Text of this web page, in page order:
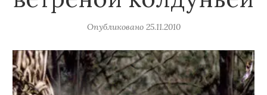
Опубликовано 25.11.2010